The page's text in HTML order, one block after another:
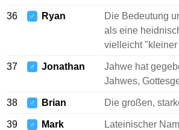
36 ♂ Ryan
Die Bedeutung
als eine
vielleicht "kleiner
37 ♂ Jonathan
Jahwe hat
Jahwes,
38 ♂ Brian Die großen,
39 ♂ Mark
Lateinischer